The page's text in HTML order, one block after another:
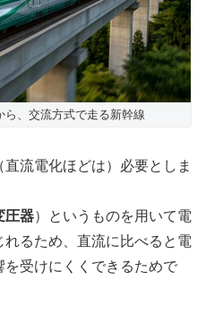
ら、交流方式で走る新幹線
直流電化ほどは）必要としま
圧器）というものを用いて電
るため、直流に比べると電
受けにくくできるためで